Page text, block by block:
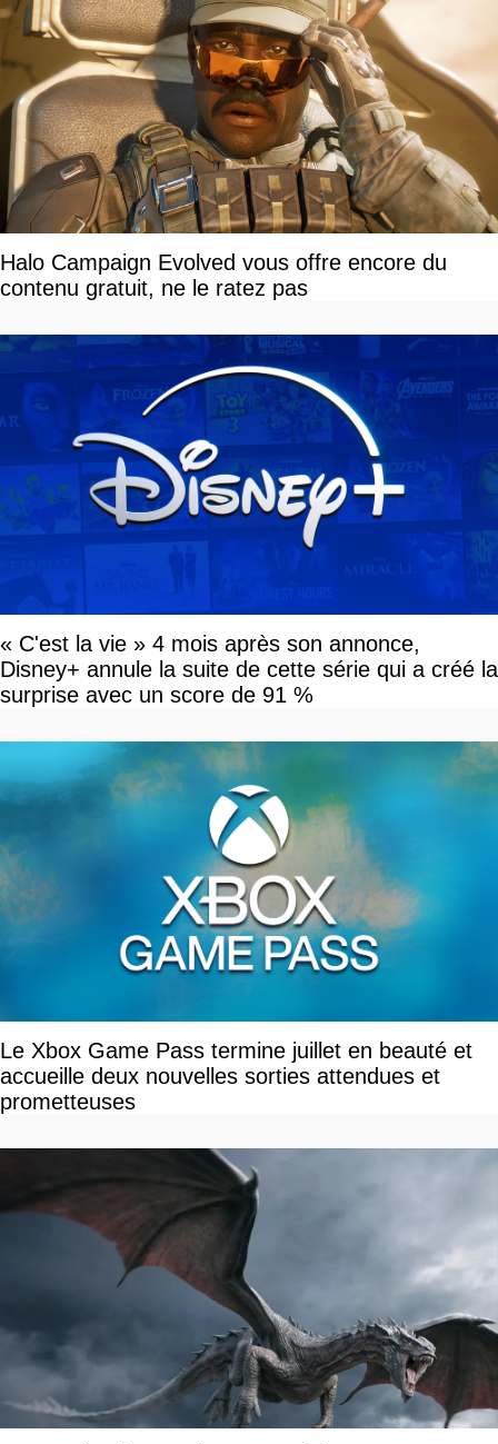
Halo Campaign Evolved vous offre encore du
contenu gratuit, ne le ratez pas
« C'est la vie » 4 mois après son annonce,
Disney+ annule la suite de cette série qui a créé la
surprise avec un score de 91 %
Le Xbox Game Pass termine juillet en beauté et
accueille deux nouvelles sorties attendues et
prometteuses